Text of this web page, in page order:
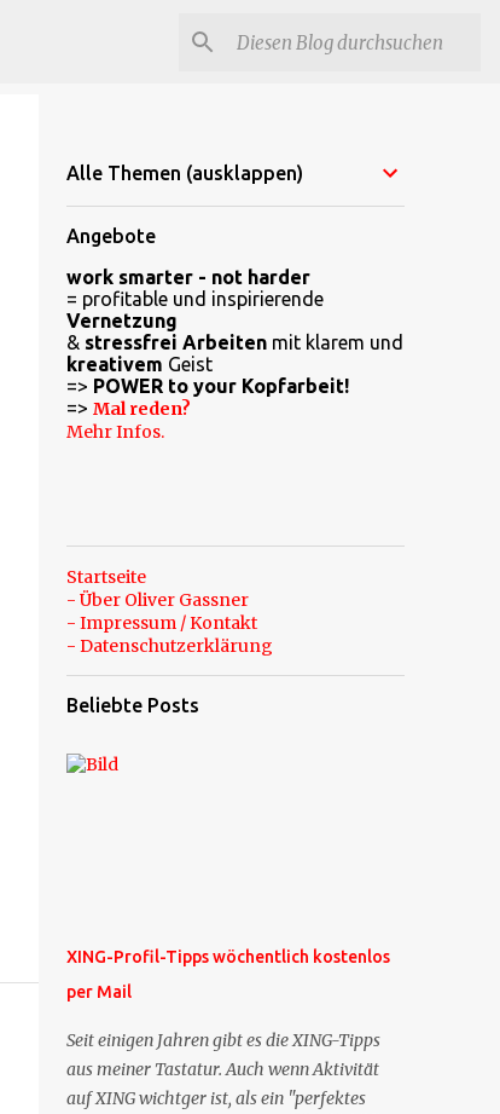
Alle Themen (ausklappen)
Angebote
work smarter - not harder
= profitable und inspirierende
Vernetzung
& stressfrei Arbeitenmit klarem und
kreativem Geist
=> POWER to your Kopfarbeit!
=> Mal reden?
Mehr Infos.
Startseite
- Über Oliver Gassner
- Impressum / Kontakt
- Datenschutzerklärung
Beliebte Posts
XING-Profil-Tipps wöchentlich kostenlos
per Mail
Seit einigen Jahren gibt es die XING-Tipps
aus meiner Tastatur. Auch wenn Aktivität
auf XING wichtger ist, als ein "perfektes